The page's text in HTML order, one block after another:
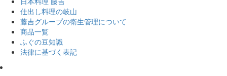
仕出し料理の岐山
藤吉グループの衛生管理について
商品一覧
ふぐの豆知識
法律に基づく表記